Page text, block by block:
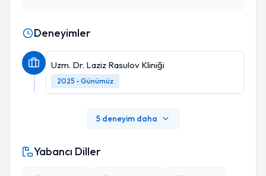
Deneyimler
Uzm. Dr. Laziz Rasulov Kliniği
2025 - Günümüz
5 deneyim daha
Yabancı Diller